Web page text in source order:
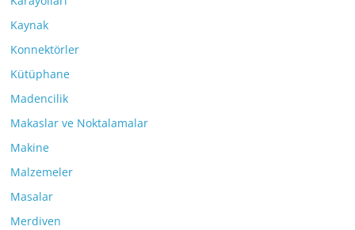
Kaynak
Konnektörler
Kütüphane
Madencilik
Makaslar ve Noktalamalar
Makine
Malzemeler
Masalar
Merdiven